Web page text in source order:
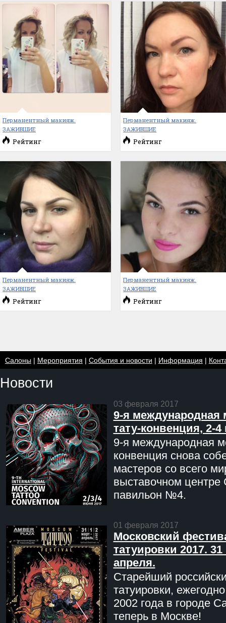
Перманентный макияж.
ЗАЖИВШИЕ
Рейтинг
Перманентный макияж.
ЗАЖИВШИЕ
Рейтинг
Перманентный макияж.
ЗАЖИВШИЕ
Рейтинг
Перманентный макияж.
ЗАЖИВШИЕ
Рейтинг
Салоны| Мероприятия | События и новости | Информация |
Новости
03 февраля 2017
9-я международная
тату-конвенция, 2-
9-я международная
конвенция снова
мастеров со всего
выставочном центре
павильон №4.
01 февраля 2017
Московский
татуировки 2017. 31
апреля.
Старейший
татуировки,
2002 года в городе
теперь в Москве!